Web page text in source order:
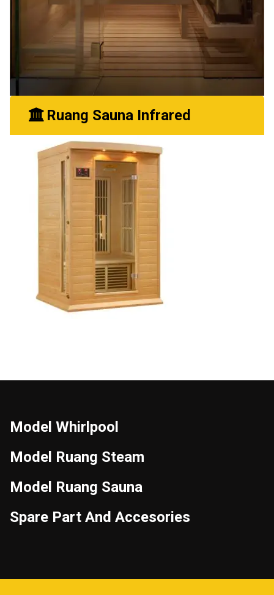
Ruang Sauna Infrared
Model Whirlpool
Model Ruang Steam
Model Ruang Sauna
Spare Part And Accesories